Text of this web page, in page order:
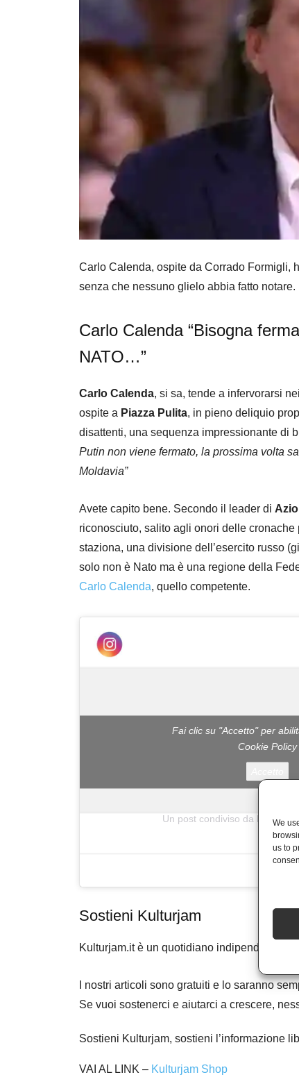
We
us to
Carlo Calenda, ospite da Corrado Formigli,
senza che nessuno glielo abbia fatto notare.
Carlo Calenda “Bisogna
NATO…”
Carlo Calenda, si sa, tende a infervorarsi
ospite a Piazza Pulita, in pieno deliquio
disattenti, una sequenza impressionante di
Putin non viene fermato, la prossima volta
Moldavia”
Avete capito bene. Secondo il leader di
riconosciuto, salito agli onori delle
staziona, una divisione dell’esercito russo
solo non è Nato ma è una regione della
Carlo Calenda, quello competente.
Un post condiviso da
Fai clic su "Accetto" per
Cookie Policy
Sostieni Kulturjam
Kulturjam.it è un quotidiano indipendente
I nostri articoli sono gratuiti e lo saranno
Se vuoi sostenerci e aiutarci a crescere,
Sostieni Kulturjam, sostieni l’informazione
VAI AL LINK – Kulturjam Shop